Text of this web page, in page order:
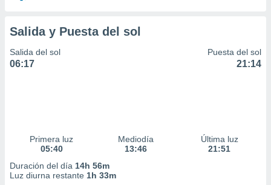
Salida y Puesta del sol
Salida del sol
06:17
Puesta del sol
21:14
Primera luz
05:40
Mediodía
13:46
Última luz
21:51
Duración del día 14h 56m
Luz diurna restante 1h 33m